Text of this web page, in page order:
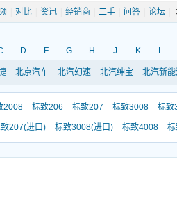
对比 资讯 经销商 二手 问答 论坛
D F G H J K L
北京汽车 北汽幻速 北汽绅宝 北汽新
2008 标致206 标致207 标致3008 标致
207(进口) 标致3008(进口) 标致4008